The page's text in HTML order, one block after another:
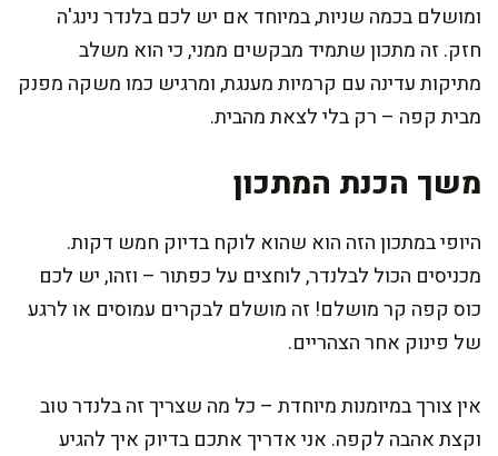
ומושלם בכמה שניות, במיוחד אם יש לכם בלנדר נינג'ה
חזק. זה מתכון שתמיד מבקשים ממני, כי הוא משלב
מתיקות עדינה עם קרמיות מענגת, ומרגיש כמו משקה מפנק
מבית קפה – רק בלי לצאת מהבית.
משך הכנת המתכון
היופי במתכון הזה הוא שהוא לוקח בדיוק חמש דקות.
מכניסים הכול לבלנדר, לוחצים על כפתור – וזהו, יש לכם
כוס קפה קר מושלם! זה מושלם לבקרים עמוסים או לרגע
של פינוק אחר הצהריים.
אין צורך במיומנות מיוחדת – כל מה שצריך זה בלנדר טוב
וקצת אהבה לקפה. אני אדריך אתכם בדיוק איך להגיע